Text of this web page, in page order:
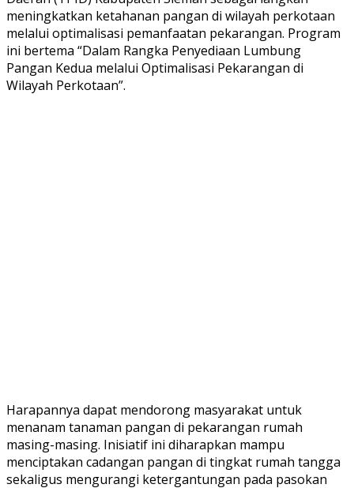
meningkatkan ketahanan pangan di wilayah perkotaan
melalui optimalisasi pemanfaatan pekarangan. Program
ini bertema “Dalam Rangka Penyediaan Lumbung
Pangan Kedua melalui Optimalisasi Pekarangan di
Wilayah Perkotaan”.
Harapannya dapat mendorong masyarakat untuk
menanam tanaman pangan di pekarangan rumah
masing-masing. Inisiatif ini diharapkan mampu
menciptakan cadangan pangan di tingkat rumah tangga
sekaligus mengurangi ketergantungan pada pasokan